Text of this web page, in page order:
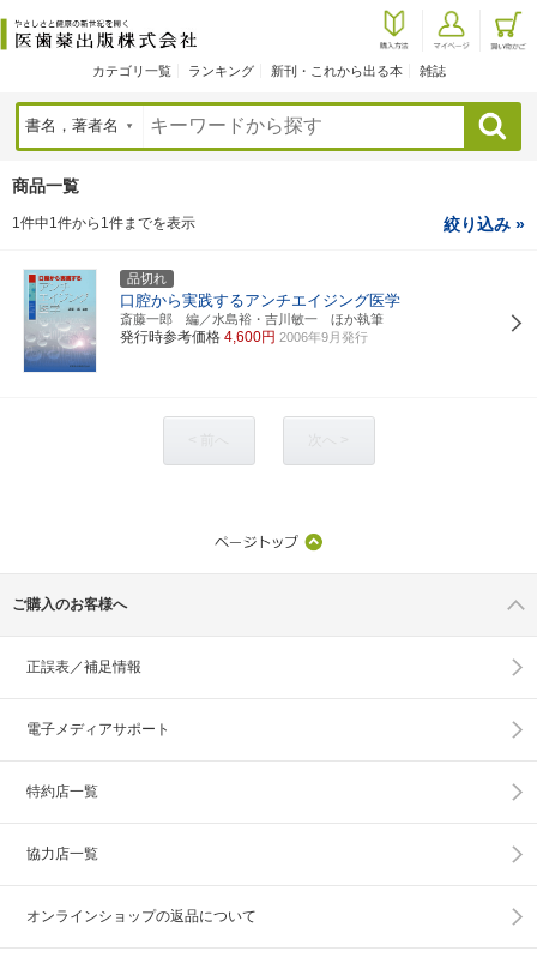
カテゴリ一覧 ランキング 新刊・これから出る本 雑誌
検索
商品一覧
1件中1件から1件までを表示 絞り込み »
品切れ
口腔から実践するアンチエイジング医学
斎藤一郎 編／水島裕・吉川敏一 ほか執筆
発行時参考価格 4,600円 2006年9月発行
ご購入のお客様へ
正誤表／補足情報
電子メディアサポート
特約店一覧
協力店一覧
オンラインショップの返品について